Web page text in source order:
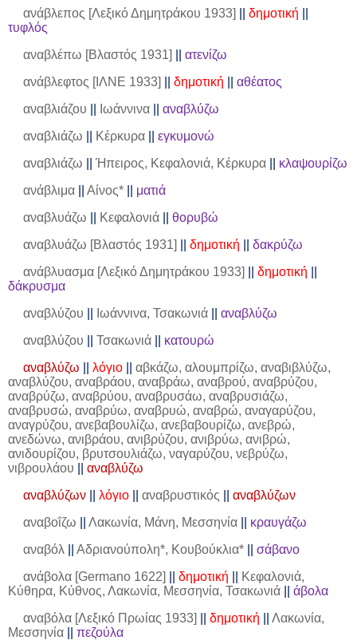
ανάβλεπος [Λεξικό Δημητράκου 1933]
δημοτική
τυφλός
αναβλέπω [Βλαστός 1931]
ατενίζω
ανάβλεφτος [ΙΛΝΕ 1933]
δημοτική
αθέατος
αναβλιάζου
Ιωάννινα|| αναβλύζω
αναβλιάζω
Κέρκυρα|| εγκυμονώ
αναβλιάζω
Ήπειρος, Κεφαλονιά, Κέρκυρα|| κλαψουρίζω
ανάβλιμα|| Αίνος*|| ματιά
αναβλυάζω
Κεφαλονιά|| θορυβώ
αναβλυάζω [Βλαστός 1931]
δημοτική
δακρύζω
ανάβλυασμα [Λεξικό Δημητράκου 1933]
δημοτική
δάκρυσμα
αναβλύζου
Ιωάννινα, Τσακωνιά|| αναβλύζω
αναβλύζου
Τσακωνιά|| κατουρώ
αναβλύζω
λόγιο|| αβκάζω, αλουμπρίζω, αναβιβλύζω,
αναβλύζου, αναβράου, αναβράω, αναβρού, αναβρύζου,
αναβρύζω, αναβρύου, αναβρυσάω, αναβρυσιάζω,
αναβρυσώ, αναβρύω, αναβρυώ, αναβρώ, αναγαρύζου,
αναγρύζου, ανεβαβουλίζω, ανεβαβουρίζω, ανεβρώ,
ανεδώνω, ανιβράου, ανιβρύζου, ανιβρύω, ανιβρώ,
ανιδουρίζου, βρυτσουλιάζω, ναγαρύζου, νεβρύζω,
νιβρουλάου
αναβλύζω
αναβλύζων|| λόγιο|| αναβρυστικός
αναβλύζων
αναβοΐζω
Λακωνία, Μάνη, Μεσσηνία|| κραυγάζω
αναβόλ|| Αδριανούπολη*, Κουβούκλια*|| σάβανο
ανάβολα [Germano 1622]
δημοτική
Κεφαλονιά,
Κύθηρα, Κύθνος, Λακωνία, Μεσσηνία, Τσακωνιά
άβολα
αναβόλα [Λεξικό Πρωίας 1933]
δημοτική
Λακωνία,
Μεσσηνία
πεζούλα